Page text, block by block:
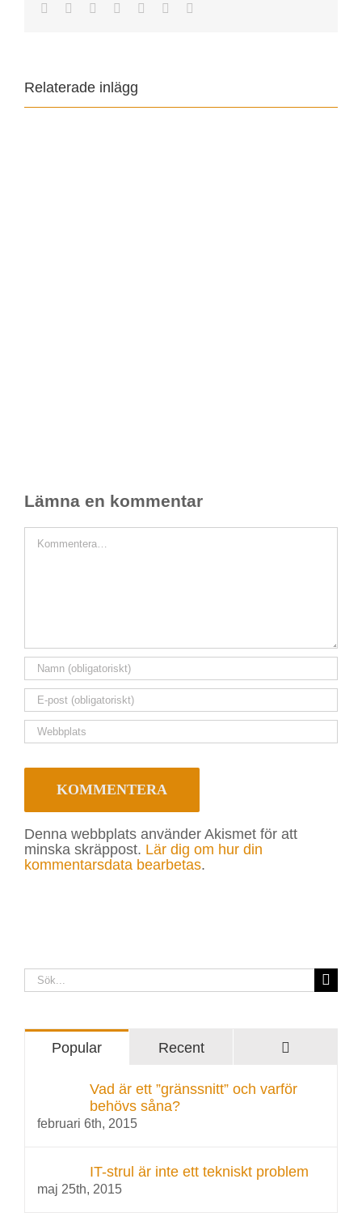
Facebook
TwitterReddit LinkedIn
TumblrPinterest
Relaterade inlägg
Lämna en kommentar
Kommentar
Denna webbplats använder Akismet för att
minska skräppost. Lär dig om hur din
kommentarsdata bearbetas.
Sök
efter:
Popular Recent
Vad är ett ”gränssnitt” och varför
behövs såna?
februari 6th, 2015
IT-strul är inte ett tekniskt problem
maj 25th, 2015